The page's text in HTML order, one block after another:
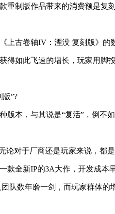
制版作品带来的消费额是复刻
古卷轴IV：湮没 复刻版》的
如此飞速的增长，玩家用脚投
”?
本，与其说是“复活”，倒不如
对于厂商还是玩家来说，都是
全新IP的3A大作，开发成本早
数年磨一剑，而玩家群体的增